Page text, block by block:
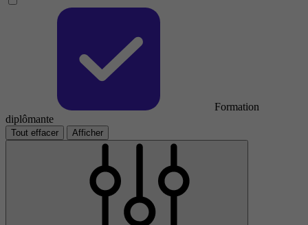
Formation
diplômante
Tout effacer Afficher